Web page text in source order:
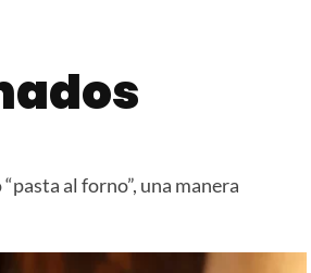
al forno”, una manera